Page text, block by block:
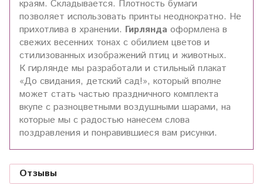
краям. Складывается. Плотность бумаги
позволяет использовать принты неоднократно. Не
прихотлива в хранении. Гирлянда оформлена в
свежих весенних тонах с обилием цветов и
стилизованных изображений птиц и животных.
К гирлянде мы разработали и стильный плакат
«До свидания, детский сад!», который вполне
может стать частью праздничного комплекта
вкупе с разноцветными воздушными шарами, на
которые мы с радостью нанесем слова
поздравления и понравившиеся вам рисунки.
Отзывы